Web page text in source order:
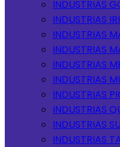
INDUSTRIAS
INDUSTRIAS
INDUSTRIAS
INDUSTRIAS
INDUSTRIAS
INDUSTRIAS
INDUSTRIAS
INDUSTRIAS
INDUSTRIAS
INDUSTRIAS